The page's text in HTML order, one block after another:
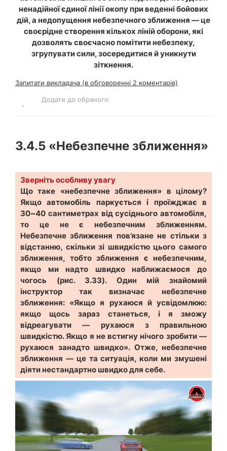
ненадійної єдиної лінії окопу при веденні бойових
дій, а недопущення небезпечного зближення — це
своєрідне створення кількох ліній оборони, які
дозволять своєчасно помітити небезпеку,
згрупувати сили, зосередитися й уникнути
зіткнення.
Запитати викладача (в обговоренні 2 коментарів)
Додати до обраного
3.4.5 «Небезпечне зближення»
Зверніть особливу увагу
Що таке «небезпечне зближення» в цілому?
Якщо автомобіль паркується і проїжджає в
30~40 сантиметрах від сусіднього автомобіля,
то це не є небезпечним зближенням.
Небезпечне зближення пов’язане не стільки з
відстанню, скільки зі швидкістю цього самого
зближення, тобто зближення є небезпечним,
якщо ми надто швидко наближаємося до
чогось (рис. 3.33). Один мій знайомий
інструктор так визначає небезпечне
зближення: «Якщо я рухаюся й усвідомлюю:
якщо щось зараз станеться, і я зможу
відреагувати — рухаюся з правильною
швидкістю. Якщо я не встигну нічого зробити —
рухаюся занадто швидко». Отже, небезпечне
зближення — це та ситуація, коли ми змушені
діяти нестандартно швидко для себе.